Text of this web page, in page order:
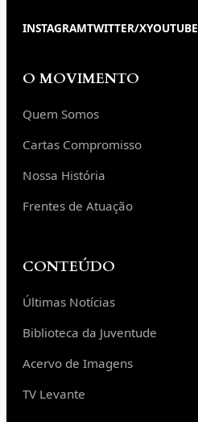
INSTAGRAMTWITTER/XYOUTUBE
O MOVIMENTO
Quem Somos
Cartas Compromisso
Nossa História
Frentes de Atuação
CONTEÚDO
Últimas Notícias
Biblioteca da Juventude
Acervo de Imagens
TV Levante